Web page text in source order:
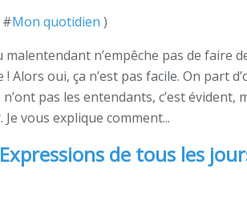
#Mon quotidien )
n’empêche pas de faire
Alors oui, ça n’est pas facile. On part
pas les entendants, c’est évident,
vous explique comment...
Expressions de tous les